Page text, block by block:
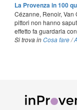
La Provenza in 100
Cézanne, Renoir, Van
pittori non hanno
effetto fa guardarla
Si trova in Cosa fare /